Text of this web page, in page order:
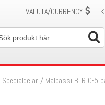
VALUTA/CURRENCY
Specialdelar / Malpassi BTR 0-5